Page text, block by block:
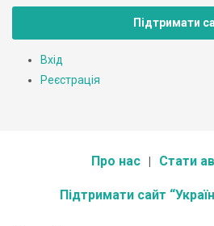
Підтримати
Вхід
Реєстрація
Про нас Стати
Підтримати сайт